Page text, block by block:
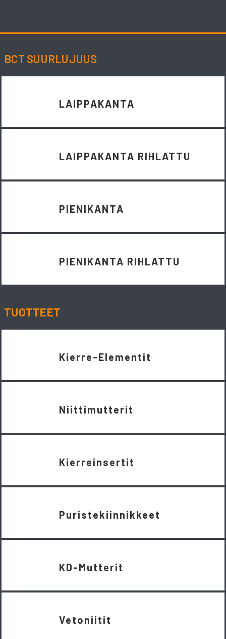
BCT SUURLUJUUS
LAIPPAKANTA
LAIPPAKANTA RIHLATTU
PIENIKANTA
PIENIKANTA RIHLATTU
TUOTTEET
Kierre-Elementit
Niittimutterit
Kierreinsertit
Puristekiinnikkeet
KD-Mutterit
Vetoniitit